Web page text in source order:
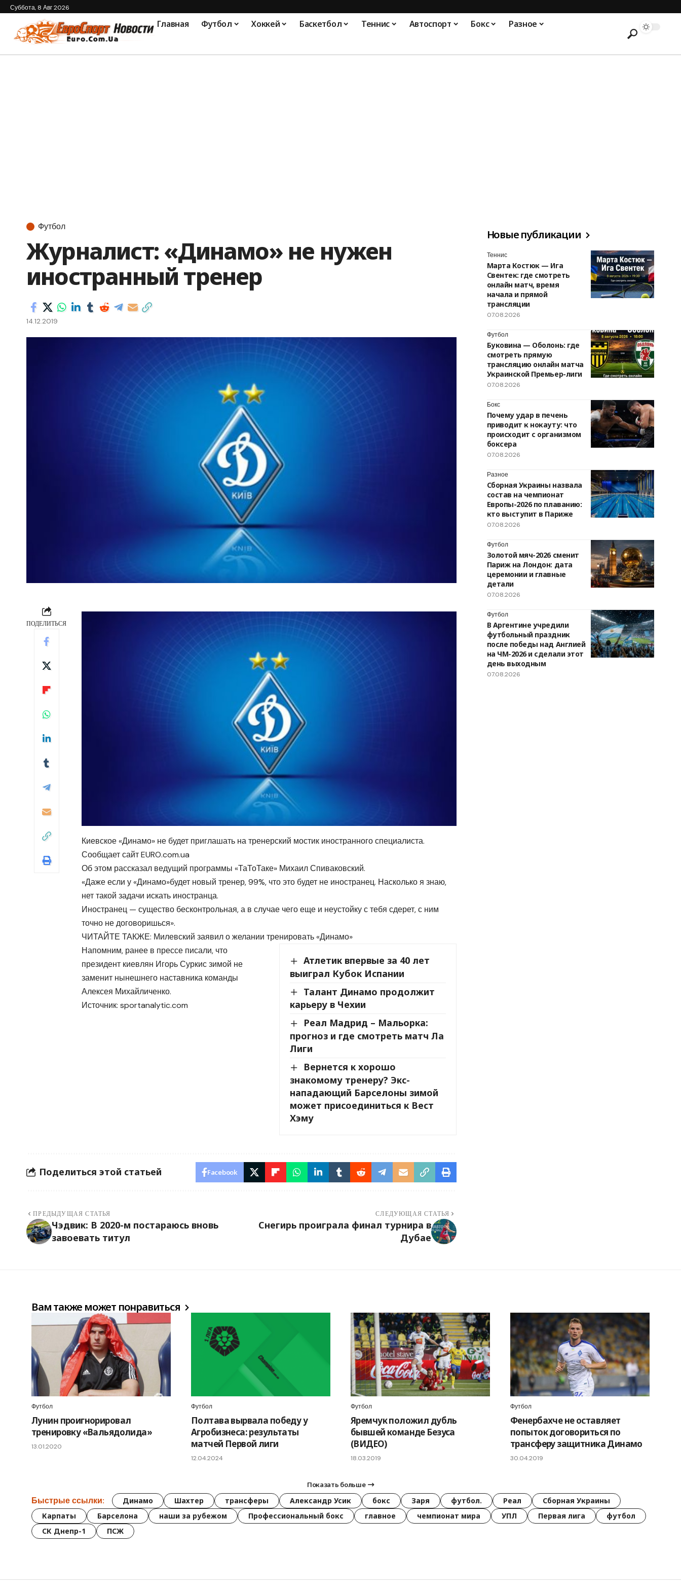
Суббота, 8 Авг 2026
Главная Футбол Хоккей Баскетбол Теннис Автоспорт Бокс Разное
Футбол
Журналист: «Динамо» не нужен
иностранный тренер
14.12.2019
ПОДЕЛИТЬСЯ
Киевское «Динамо» не будет приглашать на тренерский мостик иностранного специалиста.
Сообщает сайт EURO.com.ua
Об этом рассказал ведущий программы «ТаТоТаке» Михаил Спиваковский.
«Даже если у «Динамо»будет новый тренер, 99%, что это будет не иностранец. Насколько я знаю,
нет такой задачи искать иностранца.
Иностранец — существо бесконтрольная, а в случае чего еще и неустойку с тебя сдерет, с ним
точно не договоришься».
ЧИТАЙТЕ ТАКЖЕ: Милевский заявил о желании тренировать «Динамо»
Атлетик впервые за 40 лет
выиграл Кубок Испании
Талант Динамо продолжит
карьеру в Чехии
Реал Мадрид – Мальорка:
прогноз и где смотреть матч Ла
Лиги
Вернется к хорошо
знакомому тренеру? Экс-
нападающий Барселоны зимой
может присоединиться к Вест
Хэму
Напомним, ранее в прессе писали, что
президент киевлян Игорь Суркис зимой не
заменит нынешнего наставника команды
Алексея Михайличенко.
Источник: sportanalytic.com
Поделиться этой статьей Facebook
ПРЕДЫДУЩАЯ СТАТЬЯ
Чэдвик: В 2020-м постараюсь вновь
завоевать титул
СЛЕДУЮЩАЯ СТАТЬЯ
Снегирь проиграла финал турнира в
Дубае
Новые публикации
Теннис
Марта Костюк — Ига
Свентек: где смотреть
онлайн матч, время
начала и прямой
трансляции
07.08.2026
Футбол
Буковина — Оболонь: где
смотреть прямую
трансляцию онлайн матча
Украинской Премьер-лиги
07.08.2026
Бокс
Почему удар в печень
приводит к нокауту: что
происходит с организмом
боксера
07.08.2026
Разное
Сборная Украины назвала
состав на чемпионат
Европы-2026 по плаванию:
кто выступит в Париже
07.08.2026
Футбол
Золотой мяч-2026 сменит
Париж на Лондон: дата
церемонии и главные
детали
07.08.2026
Футбол
В Аргентине учредили
футбольный праздник
после победы над Англией
на ЧМ-2026 и сделали этот
день выходным
07.08.2026
Вам также может понравиться
Футбол
Лунин проигнорировал
тренировку «Вальядолида»
13.01.2020
Футбол
Полтава вырвала победу у
Агробизнеса: результаты
матчей Первой лиги
12.04.2024
Футбол
Яремчук положил дубль
бывшей команде Безуса
(ВИДЕО)
18.03.2019
Футбол
Фенербахче не оставляет
попыток договориться по
трансферу защитника Динамо
30.04.2019
Показать больше
Быстрые ссылки: Динамо Шахтер трансферы Александр Усик бокс Заря футбол. Реал
Сборная Украины
Карпаты
Барселона наши за рубежом Профессиональный бокс главное чемпионат мира УПЛ Первая лига
футбол
СК Днепр-1
ПСЖ